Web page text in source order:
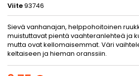
Viite93746
Sievä vanhanajan, helppohoitoinen
muistuttavat pientä vaahteranlehteä ja
mutta ovat kellomaisemmat. Väri
keltaiseen ja hieman oranssiin.